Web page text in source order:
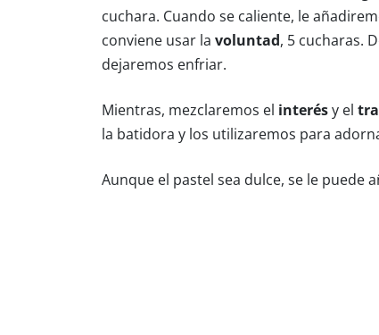
cuchara. Cuando se caliente, le
conviene usar la voluntad , 5 cucharas.
dejaremos enfriar.
Mientras, mezclaremos el interés y el
la batidora y los utilizaremos para
Aunque el pastel sea dulce, se le puede